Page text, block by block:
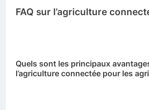
FAQ sur l’agriculture
Quels sont les principaux
l’agriculture connectée pour les